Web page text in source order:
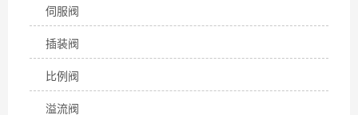
伺服阀
插装阀
比例阀
溢流阀